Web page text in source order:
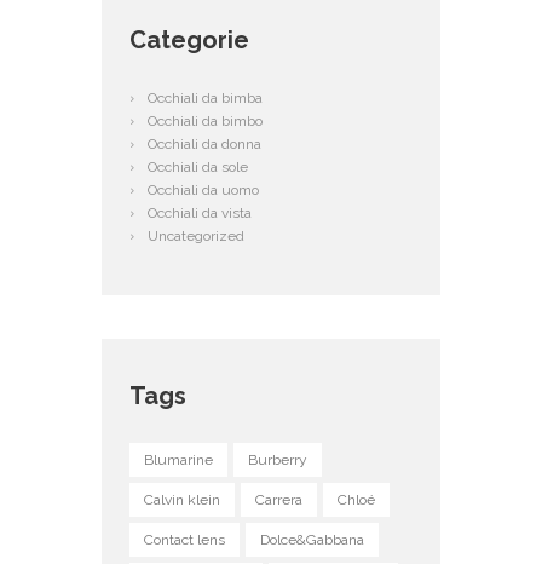
Categorie
Occhiali da bimba
Occhiali da bimbo
Occhiali da donna
Occhiali da sole
Occhiali da uomo
Occhiali da vista
Uncategorized
Tags
Blumarine Burberry
Calvin klein Carrera Chloé
Contact lens Dolce&Gabbana